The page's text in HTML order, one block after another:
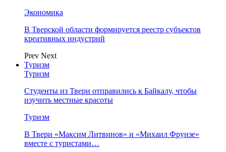
Экономика
В Тверской области формируется реестр субъектов
креативных индустрий
Prev Next
Туризм
Туризм
Студенты из Твери отправились к Байкалу, чтобы
изучить местные красоты
Туризм
В Твери «Максим Литвинов» и «Михаил Фрунзе»
вместе с туристами…